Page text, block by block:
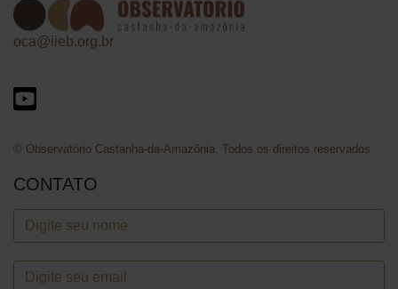
oca@iieb.org.br
© Observatório Castanha-da-Amazônia. Todos os direitos reservados.
CONTATO